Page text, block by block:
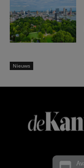
Nieuws